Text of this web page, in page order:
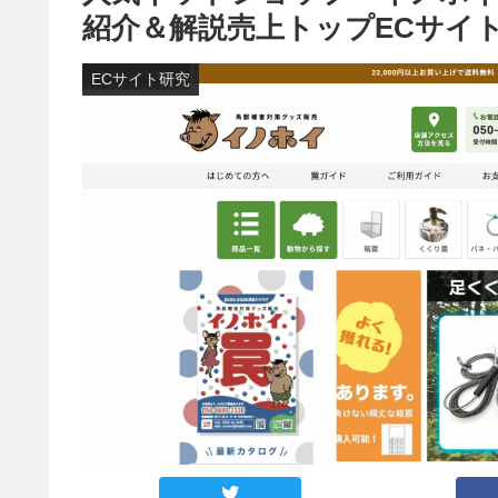
紹介＆解説売上トップECサイ
ECサイト研究